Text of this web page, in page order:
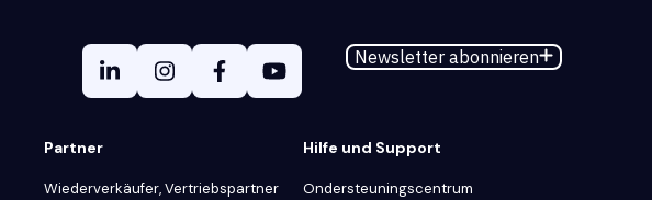
Newsletter abonnieren
Partner
Wiederverkäufer, Vertriebspartner
Hilfe und Support
Ondersteuningscentrum